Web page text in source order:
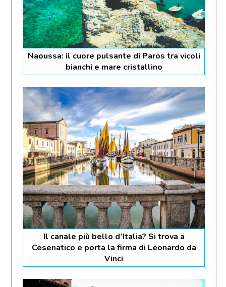
Naoussa: il cuore pulsante di Paros tra vicoli
bianchi e mare cristallino
Il canale più bello d’Italia? Si trova a
Cesenatico e porta la firma di Leonardo da
Vinci